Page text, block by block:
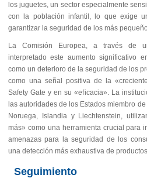
los juguetes, un sector especialmente
con la población infantil, lo que exige
garantizar la seguridad de los más
La Comisión Europea, a través de
interpretado este aumento significativo
como un deterioro de la seguridad de los
como una señal positiva de la
Safety Gate y en su «eficacia». La
las autoridades de los Estados miembro
Noruega, Islandia y Liechtenstein,
más» como una herramienta crucial para
amenazas para la seguridad de los
una detección más exhaustiva de
Seguimiento